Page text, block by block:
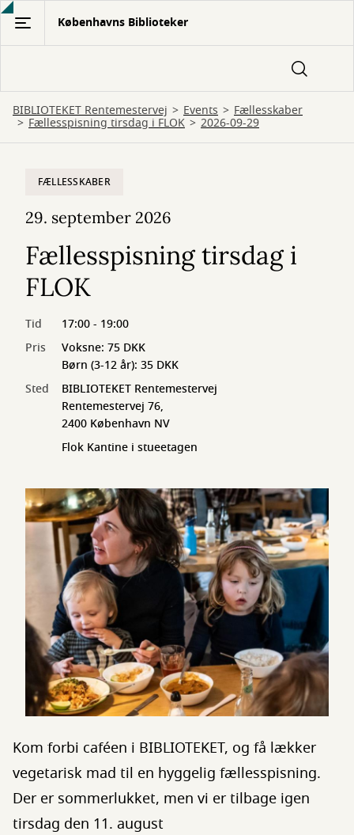
Gå
hovedindhold
Københavns Biblioteker
BIBLIOTEKET Rentemestervej Events Fællesskaber
Fællesspisning tirsdag i FLOK 2026-09-29
FÆLLESSKABER
29. september 2026
Fællesspisning tirsdag i
FLOK
Tid
17:00 - 19:00
Pris
Voksne: 75 DKK
Børn (3-12 år): 35 DKK
Sted
BIBLIOTEKET Rentemestervej
Rentemestervej 76,
2400 København NV
Flok Kantine i stueetagen
Kom forbi caféen i BIBLIOTEKET, og få lækker
vegetarisk mad til en hyggelig fællesspisning.
Der er sommerlukket, men vi er tilbage igen
tirsdag den 11. august